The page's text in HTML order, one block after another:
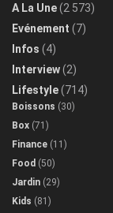
A La Une(2 573)
Evénement (7)
Infos (4)
Interview(2)
Lifestyle(714)
Boissons (30)
Box (71)
Finance (11)
Food (50)
Jardin (29)
Kids (81)